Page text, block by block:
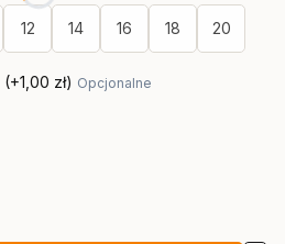
12 14 16 18 20
(+1,00 zł) Opcjonalne